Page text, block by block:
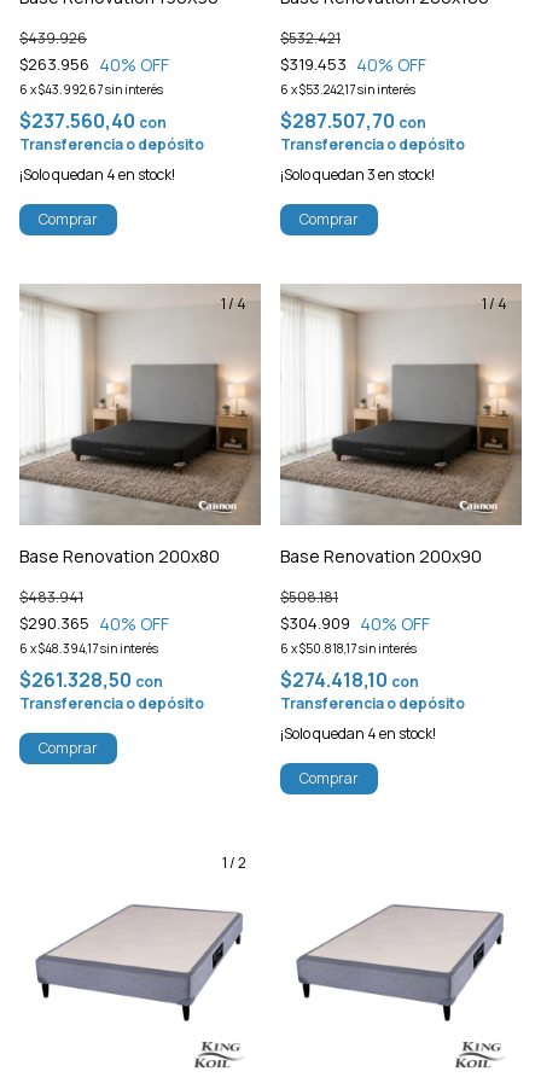
$263.956
$439.926
40% OFF
6 x$43.992,67sin interés
$237.560,40 con
Transferencia o depósito
¡Solo quedan 4en stock!
Comprar
$319.453
$532.421
40% OFF
6 x$53.242,17sin interés
$287.507,70 con
Transferencia o depósito
¡Solo quedan3en stock!
Comprar
1/ 4
Base Renovation 200x80
$290.365
$483.941
40% OFF
6 x$48.394,17sin interés
$261.328,50 con
Transferencia o depósito
Comprar
1/ 4
Base Renovation 200x90
$304.909
$508.181
40% OFF
6 x$50.818,17sin interés
$274.418,10 con
Transferencia o depósito
¡Solo quedan 4en stock!
Comprar
1/2